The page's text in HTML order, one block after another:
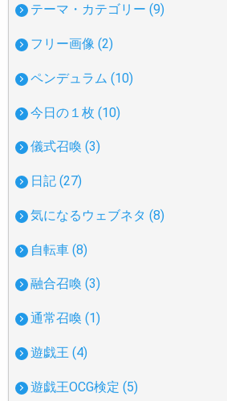
テーマ・カテゴリー (9)
フリー画像 (2)
ペンデュラム (10)
今日の１枚 (10)
儀式召喚 (3)
日記 (27)
気になるウェブネタ (8)
自転車 (8)
融合召喚 (3)
通常召喚 (1)
遊戯王 (4)
遊戯王OCG検定 (5)